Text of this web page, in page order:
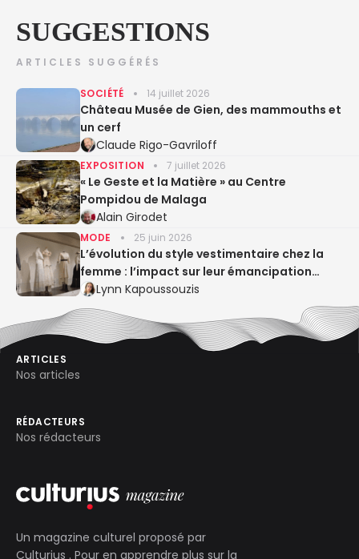
SUGGESTIONS
ARTICLES SUGGÉRÉS
SOCIÉTÉ 14 juillet 2026
Château Musée de Gien, des mammouths et
un cerf
Claude Rigo-Gavriloff
EXPOSITION 7 juillet 2026
« Le Geste et la Matière » au Centre
Pompidou de Malaga
Alain Girodet
MODE 25 juin 2026
L’évolution du style vestimentaire chez la
femme : l’impact sur leur émancipation
dans la société
Lynn Kapoussouzis
Un magazine culturel proposé par
Culturius . Pour en apprendre plus sur la
ARTICLES
Nos articles
RÉDACTEURS
Nos rédacteurs